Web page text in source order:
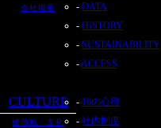
会社概要
DATA
HISTORY
SUSTAINABILITY
ACCESS
CULTURE
価値観・文化
10の心得
社内制度